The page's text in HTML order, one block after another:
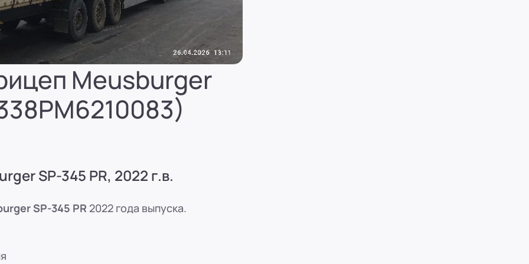
520)
153)
320)
129)
Meusburger
SP-345 PR, 2022 г.в.
SP-345 PR 2022 года выпуска.